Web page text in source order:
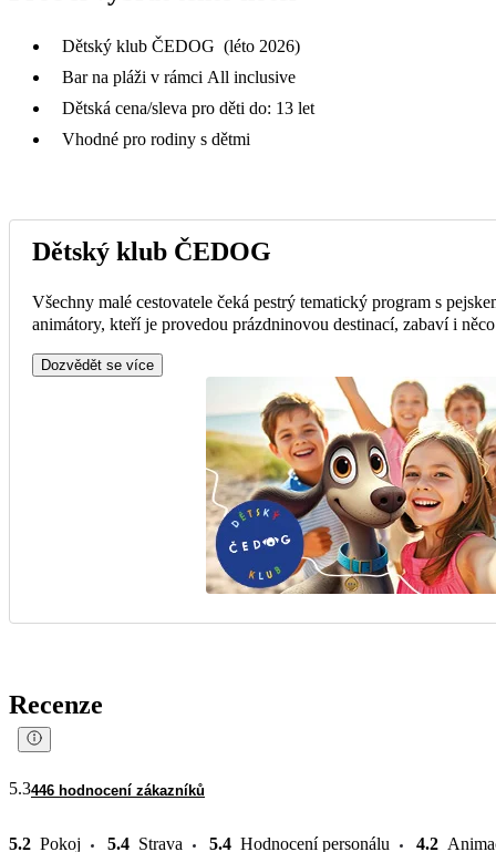
Dětský klub ČEDOG (léto 2026)
Bar na pláži v rámci All inclusive
Dětská cena/sleva pro děti do: 13 let
Vhodné pro rodiny s dětmi
Dětský klub ČEDOG
Všechny malé cestovatele čeká pestrý tematický program s
animátory, kteří je provedou prázdninovou destinací, zabaví i
Dozvědět se více
Recenze
5.3446 hodnocení zákazníků
5.2 Pokoj 5.4 Strava 5.4 Hodnocení personálu 4.2